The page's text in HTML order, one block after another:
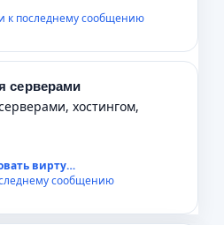
к последнему сообщению
серверами
хостингом,
вирту…
сообщению